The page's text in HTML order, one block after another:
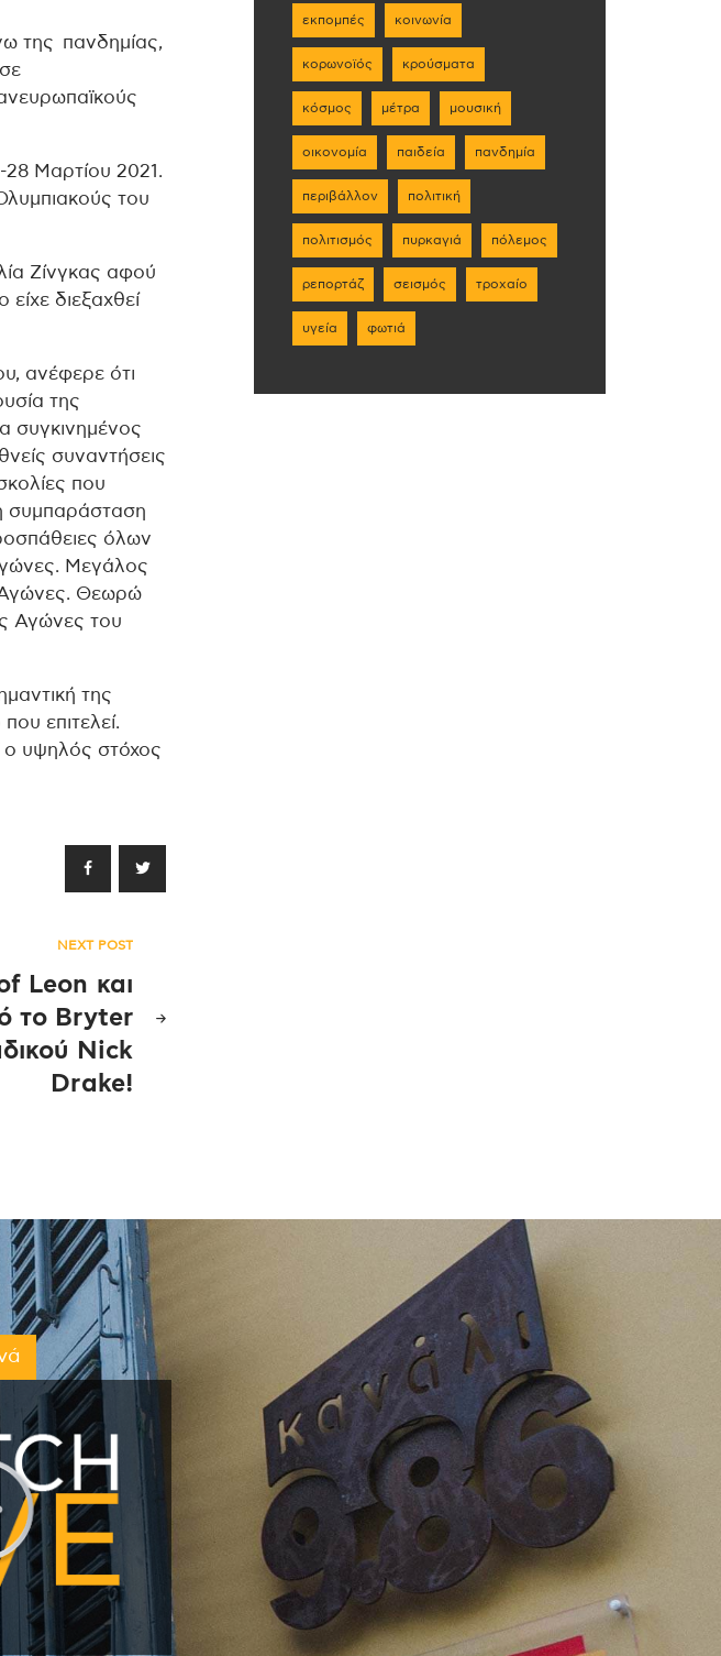
της πανδημίας,
Μαρτίου 2021.
του
Ζίνγκας αφού
διεξαχθεί
ανέφερε ότι
της
συγκινημένος
συναντήσεις
που
συμπαράσταση
όλων
Μεγάλος
Αγώνες. Θεωρώ
Αγώνες του
της
επιτελεί.
ο υψηλός στόχος
NEXT POST
Leon και
το Bryter
Nick
Drake!
εκπομπές κοινωνία
κορωνοϊός κρούσματα
κόσμος μέτρα μουσική
οικονομία παιδεία πανδημία
περιβάλλον πολιτική
πολιτισμός πυρκαγιά πόλεμος
ρεπορτάζ σεισμός τροχαίο
υγεία φωτιά